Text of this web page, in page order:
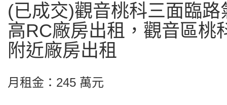
(已成交)觀音桃科三面臨路
高RC廠房出租，觀音區桃
附近廠房出租
月租金：245 萬元